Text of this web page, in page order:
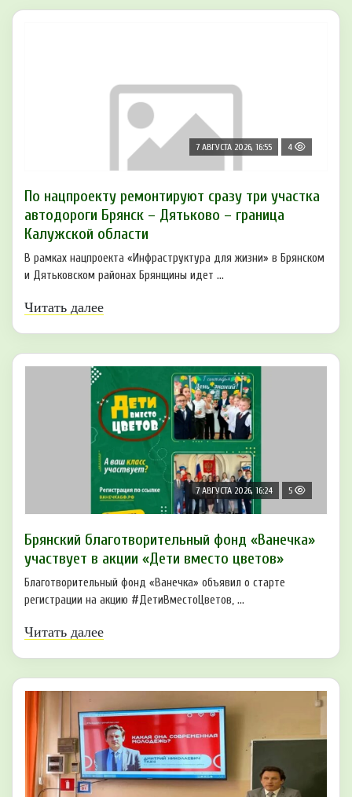
7 АВГУСТА 2026, 16:55 4
По нацпроекту ремонтируют сразу три участка
автодороги Брянск – Дятьково – граница
Калужской области
В рамках нацпроекта «Инфраструктура для жизни» в Брянском
и Дятьковском районах Брянщины идет ...
Читать далее
7 АВГУСТА 2026, 16:24 5
Брянский благотворительный фонд «Ванечка»
участвует в акции «Дети вместо цветов»
Благотворительный фонд «Ванечка» объявил о старте
регистрации на акцию #ДетиВместоЦветов, ...
Читать далее